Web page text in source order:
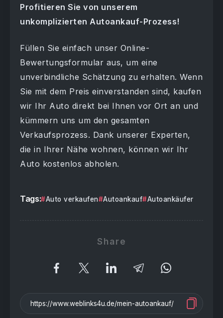
Profitieren Sie von unserem
unkomplizierten Autoankauf-Prozess!
Füllen Sie einfach unser Online-
Bewertungsformular aus, um eine
unverbindliche Schätzung zu erhalten. Wenn
Sie mit dem Preis einverstanden sind, kaufen
wir Ihr Auto direkt bei Ihnen vor Ort an und
kümmern uns um den gesamten
Verkaufsprozess. Dank unserer Experten,
die in Ihrer Nähe wohnen, können wir Ihr
Auto kostenlos abholen.
Tags: Auto verkaufen Autoankauf Autoankäufer
Share